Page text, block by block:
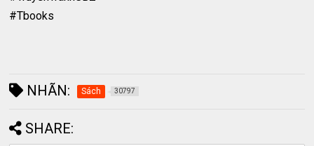
#Tbooks
NHÃN: Sách 30797
SHARE: